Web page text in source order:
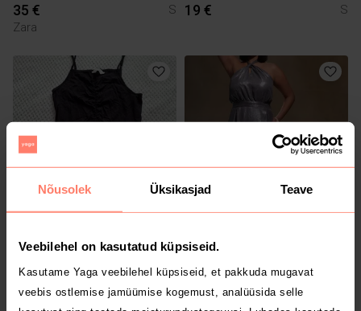
Nõusolek Üksikasjad Teave
Veebilehel on kasutatud küpsiseid.
Kasutame Yaga veebilehel küpsiseid, et pakkuda mugavat
veebis ostlemise jamüümise kogemust, analüüsida selle
35 €
S
Zara
19 € S
H&M
Gina Tricot